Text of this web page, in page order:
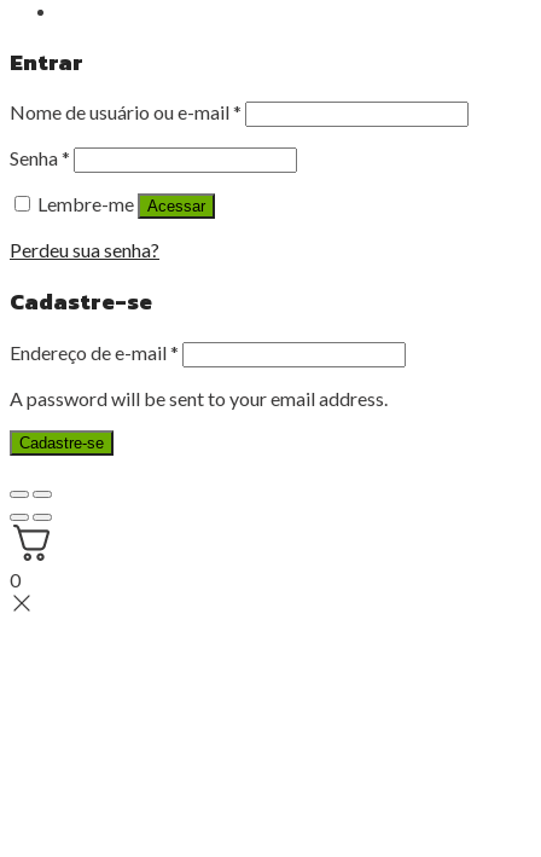
Entrar
Nome de usuário ou e-mail*
Senha*
Lembre-me
Acessar
Perdeu sua senha?
Cadastre-se
Endereço de e-mail*
A password will be sent to your email address.
Cadastre-se
0